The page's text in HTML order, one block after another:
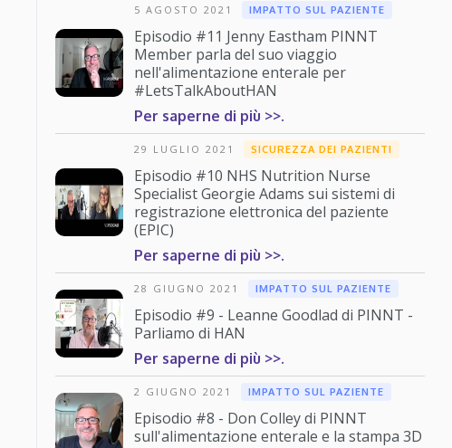
5 AGOSTO 2021 IMPATTO SUL PAZIENTE
Episodio #11 Jenny Eastham PINNT
Member parla del suo viaggio
nell'alimentazione enterale per
#LetsTalkAboutHAN
Per saperne di più >>.
29 LUGLIO 2021 SICUREZZA DEI PAZIENTI
Episodio #10 NHS Nutrition Nurse
Specialist Georgie Adams sui sistemi di
registrazione elettronica del paziente
(EPIC)
Per saperne di più >>.
28 GIUGNO 2021 IMPATTO SUL PAZIENTE
Episodio #9 - Leanne Goodlad di PINNT -
Parliamo di HAN
Per saperne di più >>.
2 GIUGNO 2021 IMPATTO SUL PAZIENTE
Episodio #8 - Don Colley di PINNT
sull'alimentazione enterale e la stampa 3D